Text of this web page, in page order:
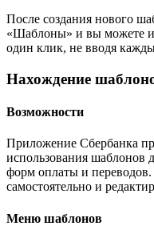
После создания нового
«Шаблоны» и вы можете
один клик, не вводя
Нахождение
Возможности
Приложение Сбербанка
использования шаблонов
форм оплаты и
самостоятельно и
Меню шаблонов